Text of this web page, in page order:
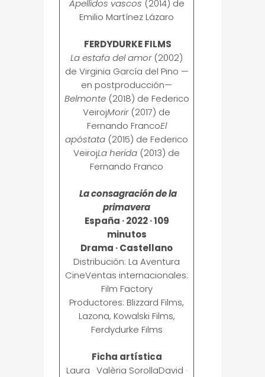
Apellidos vascos (2014) de
Emilio Martínez Lázaro
FERDYDURKE FILMS
La estafa del amor(2002)
de Virginia García del Pino —
en postproducción—
Belmonte(2018) de Federico
VeirojMorir(2017) de
Fernando FrancoEl
apóstata (2015) de Federico
VeirojLa herida (2013) de
Fernando Franco
La consagración de la
primavera
España · 2022 · 109
minutos
Drama · Castellano
Distribución: La Aventura
CineVentas internacionales:
Film Factory
Productores: Blizzard Films,
Lazona, Kowalski Films,
Ferdydurke Films
Ficha artística
Laura · Valèria SorollaDavid ·